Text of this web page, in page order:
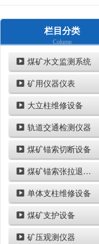
栏目分类
Column
煤矿水文监测系统
矿用仪器仪表
大立柱维修设备
轨道交通检测仪器
煤矿锚索切断设备
煤矿锚索张拉退锚设备
单体支柱维修设备
煤矿支护设备
矿压观测仪器